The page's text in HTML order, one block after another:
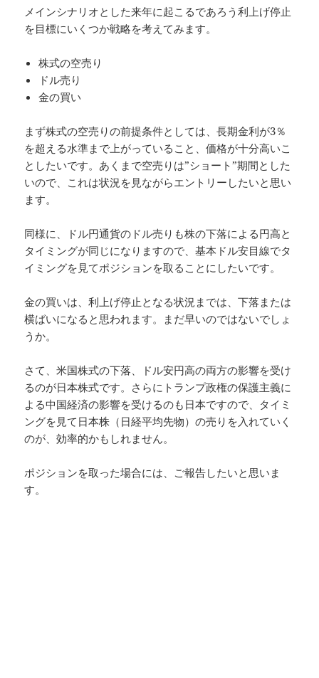
メインシナリオとした来年に起こるであろう利上げ停止
を目標にいくつか戦略を考えてみます。
株式の空売り
ドル売り
金の買い
まず株式の空売りの前提条件としては、長期金利が3％
を超える水準まで上がっていること、価格が十分高いこ
としたいです。あくまで空売りは”ショート”期間とした
いので、これは状況を見ながらエントリーしたいと思い
ます。
同様に、ドル円通貨のドル売りも株の下落による円高と
タイミングが同じになりますので、基本ドル安目線でタ
イミングを見てポジションを取ることにしたいです。
金の買いは、利上げ停止となる状況までは、下落または
横ばいになると思われます。まだ早いのではないでしょ
うか。
さて、米国株式の下落、ドル安円高の両方の影響を受け
るのが日本株式です。さらにトランプ政権の保護主義に
よる中国経済の影響を受けるのも日本ですので、タイミ
ングを見て日本株（日経平均先物）の売りを入れていく
のが、効率的かもしれません。
ポジションを取った場合には、ご報告したいと思いま
す。